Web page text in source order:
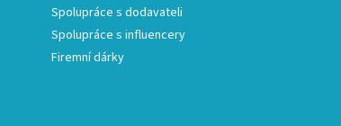
Spolupráce s dodavateli
Spolupráce s influencery
Firemní dárky